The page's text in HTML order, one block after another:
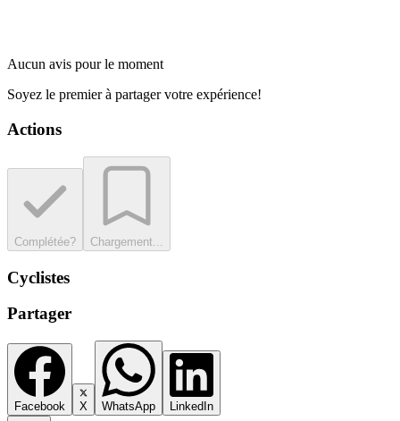
Aucun avis pour le moment
Soyez le premier à partager votre expérience!
Actions
Complétée? Chargement...
Cyclistes
Partager
Facebook X WhatsApp LinkedIn